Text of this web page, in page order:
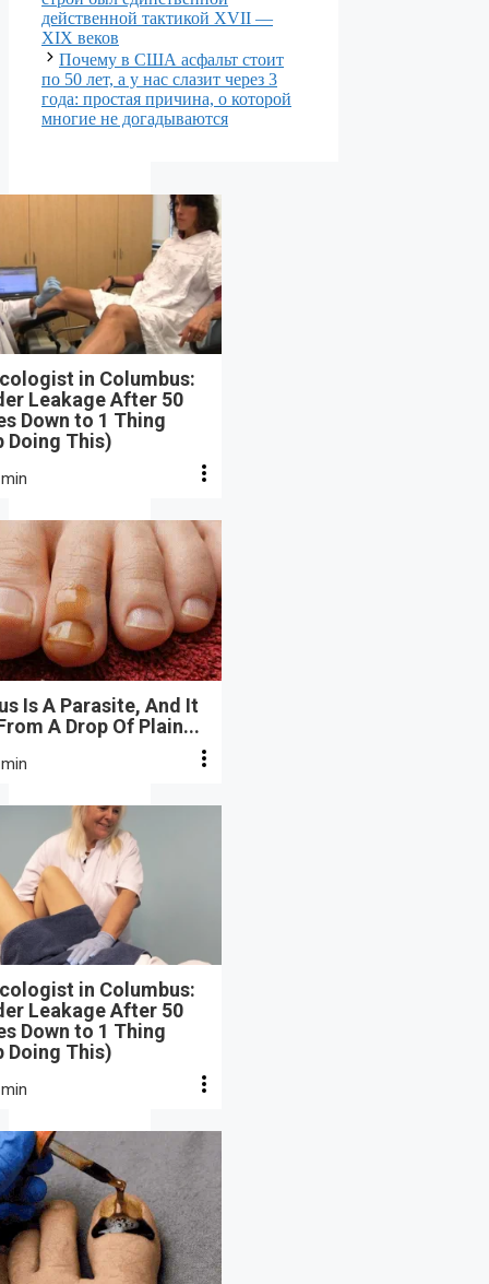
действенной тактикой XVII —
XIX веков
Почему в США асфальт стоит
по 50 лет, а у нас слазит через 3
года: простая причина, о которой
многие не догадываются
in Columbus:
Leakage After 50
Down to 1 Thing
Doing This)
Is A Parasite, And It
A Drop Of Plain...
in Columbus:
Leakage After 50
Down to 1 Thing
Doing This)